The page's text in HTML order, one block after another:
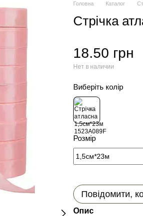
Головна Каталог
Стрічка
18.50 грн
Нет в наличии
Виберіть колір
Розмір
Повідомити,
Опис